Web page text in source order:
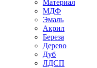
Материал
МДФ
Эмаль
Акрил
Береза
Дерево
Дуб
ЛДСП